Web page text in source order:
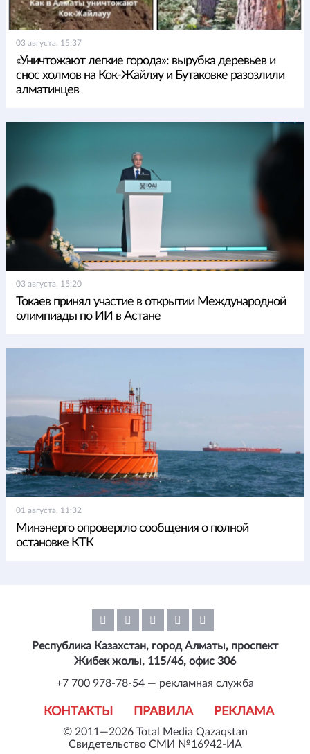
03 августа, 15:37
«Уничтожают легкие города»: вырубка деревьев и
снос холмов на Кок-Жайляу и Бутаковке разозлили
алматинцев
03 августа, 15:20
Токаев принял участие в открытии Международной
олимпиады по ИИ в Астане
01 августа, 11:32
Минэнерго опровергло сообщения о полной
остановке КТК
© 2011—2026 Total Media Qazaqstan
Свидетельство СМИ №16942-ИА
КОНТАКТЫ ПРАВИЛА РЕКЛАМА
Республика Казахстан, город Алматы, проспект
Жибек жолы, 115/46, офис 306
+7 700 978-78-54 — рекламная служба